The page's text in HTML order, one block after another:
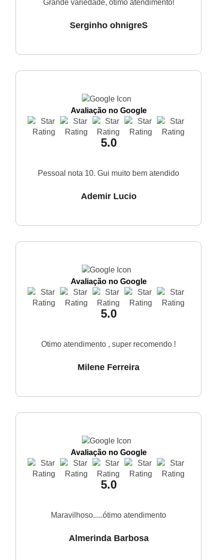
Grande variedade, ótimo atendimento!
Serginho ohnigreS
Avaliação no Google
5.0
Pessoal nota 10. Gui muito bem atendido
Ademir Lucio
Avaliação no Google
5.0
Otimo atendimento , super recomendo !
Milene Ferreira
Avaliação no Google
5.0
Maravilhoso.....ótimo atendimento
Almerinda Barbosa